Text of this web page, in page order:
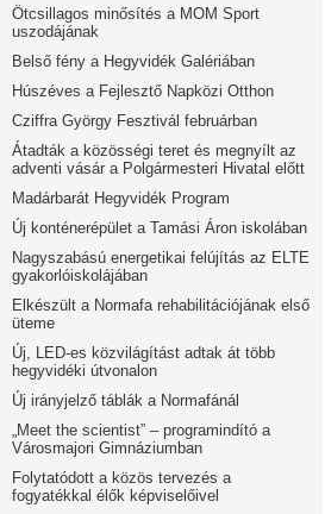
Ötcsillagos minősítés a MOM Sport
uszodájának
Belső fény a Hegyvidék Galériában
Húszéves a Fejlesztő Napközi Otthon
Cziffra György Fesztivál februárban
Átadták a közösségi teret és megnyílt az
adventi vásár a Polgármesteri Hivatal előtt
Madárbarát Hegyvidék Program
Új konténerépület a Tamási Áron iskolában
Nagyszabású energetikai felújítás az ELTE
gyakorlóiskolájában
Elkészült a Normafa rehabilitációjának első
üteme
Új, LED-es közvilágítást adtak át több
hegyvidéki útvonalon
Új irányjelző táblák a Normafánál
„Meet the scientist” – programindító a
Városmajori Gimnáziumban
Folytatódott a közös tervezés a
fogyatékkal élők képviselőivel